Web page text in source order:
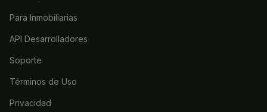
Para Inmobiliarias
API Desarrolladores
Soporte
Términos de Uso
Privacidad